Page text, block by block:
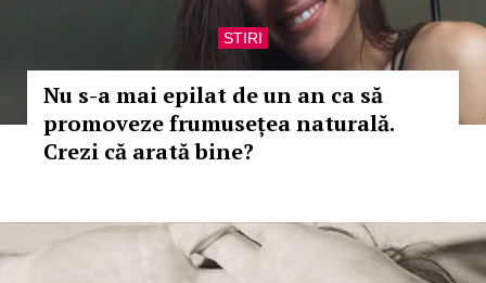
STIRI
Nu s-a mai epilat de un an ca să
promoveze frumusețea naturală.
Crezi că arată bine?